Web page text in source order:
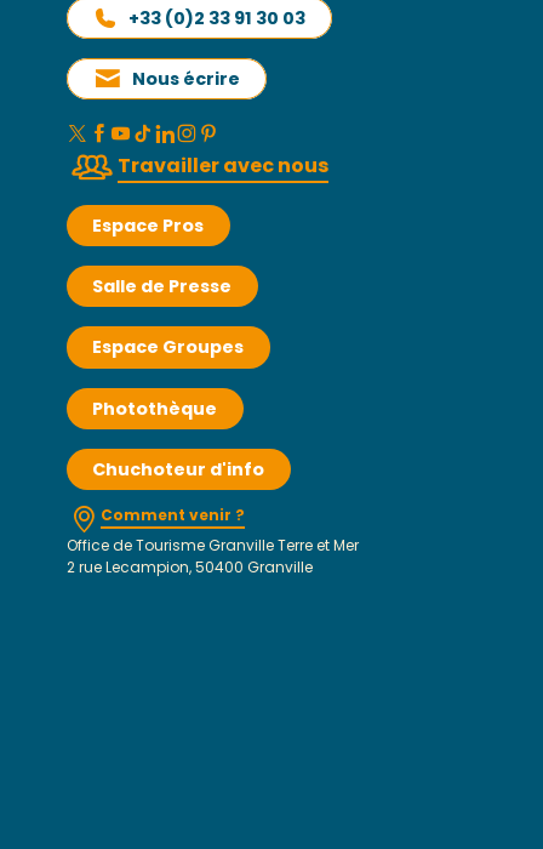
+33 (0)2 33 91 30 03
Nous écrire
Travailler avec nous
Espace Pros
Salle de Presse
Espace Groupes
Photothèque
Chuchoteur d'info
Comment venir ?
Office de Tourisme Granville Terre et Mer
2 rue Lecampion, 50400 Granville